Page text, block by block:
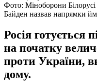
Фото: Міноборони Білорусі
Байден назвав напрямки
Росія готується
на початку
проти України,
дому.